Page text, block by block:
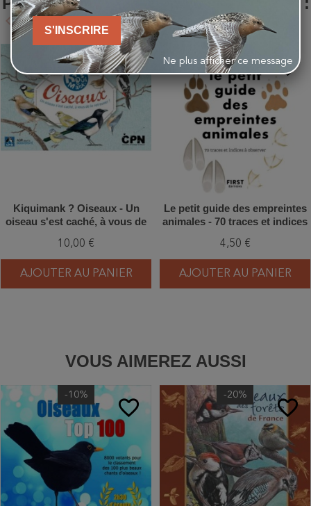
Précédent
keyboard_arrow_left Suivant
keyboard_arrow_right
favorite_border
Kiquimank ? Oiseaux - Un
oiseau s'est caché, à vous de
10,00 €
AJOUTER AU PANIER
favorite_border
Le petit guide des empreintes
animales - 70 traces et indices
4,50 €
AJOUTER AU PANIER
VOUS AIMEREZ AUSSI
favorite_border
-10%
favorite_border
-20%
S'INSCRIRE
Ne plus afficher ce message